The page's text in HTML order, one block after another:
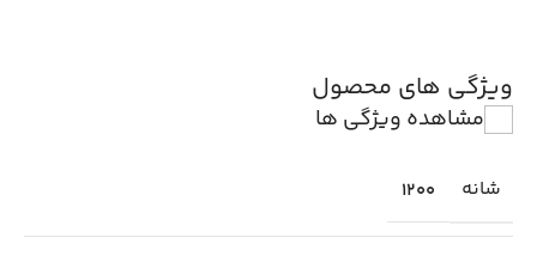
ویژگی های محصول
مشاهده ویژگی ها
شانه 1200